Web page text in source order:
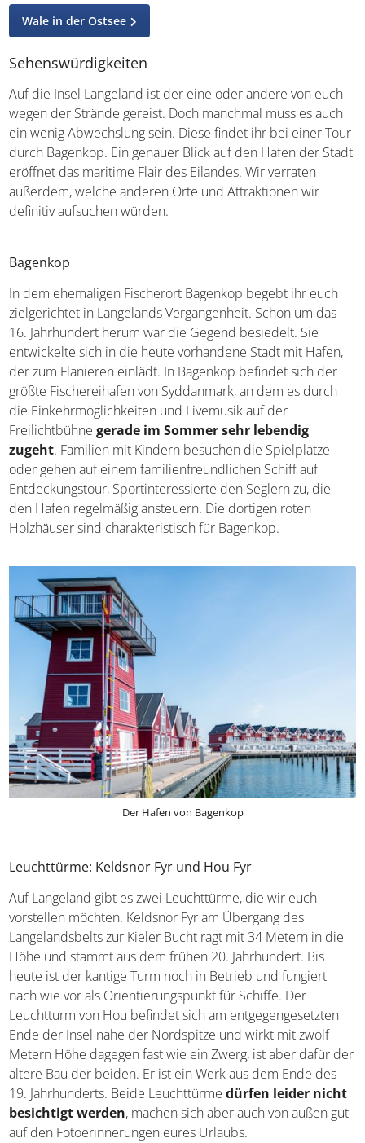
Wale in der Ostsee
Sehenswürdigkeiten
Auf die Insel Langeland ist der eine oder andere von euch
wegen der Strände gereist. Doch manchmal muss es auch
ein wenig Abwechslung sein. Diese findet ihr bei einer Tour
durch Bagenkop. Ein genauer Blick auf den Hafen der Stadt
eröffnet das maritime Flair des Eilandes. Wir verraten
außerdem, welche anderen Orte und Attraktionen wir
definitiv aufsuchen würden.
Bagenkop
In dem ehemaligen Fischerort Bagenkop begebt ihr euch
zielgerichtet in Langelands Vergangenheit. Schon um das
16. Jahrhundert herum war die Gegend besiedelt. Sie
entwickelte sich in die heute vorhandene Stadt mit Hafen,
der zum Flanieren einlädt. In Bagenkop befindet sich der
größte Fischereihafen von Syddanmark, an dem es durch
die Einkehrmöglichkeiten und Livemusik auf der
Freilichtbühnegerade im Sommer sehr lebendig
zugeht. Familien mit Kindern besuchen die Spielplätze
oder gehen auf einem familienfreundlichen Schiff auf
Entdeckungstour, Sportinteressierte den Seglern zu, die
den Hafen regelmäßig ansteuern. Die dortigen roten
Holzhäuser sind charakteristisch für Bagenkop.
Der Hafen von Bagenkop
Leuchttürme: Keldsnor Fyr und Hou Fyr
Auf Langeland gibt es zwei Leuchttürme, die wir euch
vorstellen möchten. Keldsnor Fyr am Übergang des
Langelandsbelts zur Kieler Bucht ragt mit 34 Metern in die
Höhe und stammt aus dem frühen 20. Jahrhundert. Bis
heute ist der kantige Turm noch in Betrieb und fungiert
nach wie vor als Orientierungspunkt für Schiffe. Der
Leuchtturm von Hou befindet sich am entgegengesetzten
Ende der Insel nahe der Nordspitze und wirkt mit zwölf
Metern Höhe dagegen fast wie ein Zwerg, ist aber dafür der
ältere Bau der beiden. Er ist ein Werk aus dem Ende des
19. Jahrhunderts. Beide Leuchttürmedürfen leider nicht
besichtigt werden, machen sich aber auch von außen gut
auf den Fotoerinnerungen eures Urlaubs.